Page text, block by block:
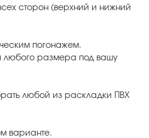
сторон (верхний и нижний
погонажем.
любого размера под вашу
любой из раскладки ПВХ
варианте.